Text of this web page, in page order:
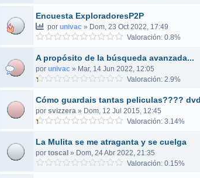
Encuesta ExploradoresP2P
porunivac » Dom, 23 Oct 2022, 17:49
Valoración: 0.8%
A propósito de la búsqueda avanzada...
por univac » Mar, 14 Jun 2022, 12:05
Valoración: 2.9%
Cómo guardais tantas peliculas????
por svizzera» Dom, 12 Jul 2015, 12:45
Valoración: 3.14%
La Mulita se me atraganta y se cuelga
por toscal » Dom, 24 Abr 2022, 21:35
Valoración: 0.15%